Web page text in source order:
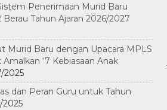
Penerimaan Murid Baru
Tahun Ajaran 2026/2027
Murid Baru dengan Upacara MPLS
‘7 Kebiasaan Anak
2025
dan Peran Guru untuk Tahun
2025